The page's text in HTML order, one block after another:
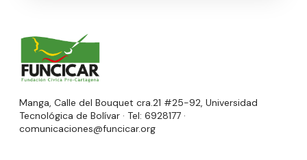
Manga, Calle del Bouquet cra.21 #25-92, Universidad
Tecnológica de Bolívar · Tel: 6928177 ·
comunicaciones@funcicar.org